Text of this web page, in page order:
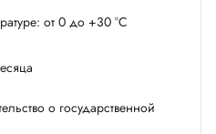
от 0 до +30 °С
о государственной